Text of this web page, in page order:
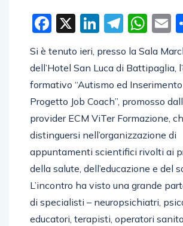
Facebook
X LinkedIn
Si è tenuto ieri, presso la Sala
dell’Hotel San Luca di Battipaglia,
formativo “Autismo ed
Progetto Job Coach”, promosso
provider ECM ViTer Formazione,
distinguersi nell’organizzazione di
appuntamenti scientifici rivolti ai
della salute, dell’educazione e del
L’incontro ha visto una grande
di specialisti – neuropsichiatri,
educatori, terapisti, operatori